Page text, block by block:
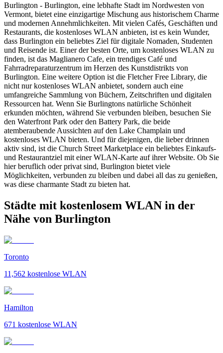
Burlington - Burlington, eine lebhafte Stadt im Nordwesten von
Vermont, bietet eine einzigartige Mischung aus historischem Charme
und modernen Annehmlichkeiten. Mit vielen Cafés, Geschäften und
Restaurants, die kostenloses WLAN anbieten, ist es kein Wunder,
dass Burlington ein beliebtes Ziel für digitale Nomaden, Studenten
und Reisende ist. Einer der besten Orte, um kostenloses WLAN zu
finden, ist das Maglianero Cafe, ein trendiges Café und
Fahrradreparaturzentrum im Herzen des Kunstdistrikts von
Burlington. Eine weitere Option ist die Fletcher Free Library, die
nicht nur kostenloses WLAN anbietet, sondern auch eine
umfangreiche Sammlung von Büchern, Zeitschriften und digitalen
Ressourcen hat. Wenn Sie Burlingtons natürliche Schönheit
erkunden möchten, während Sie verbunden bleiben, besuchen Sie
den Waterfront Park oder den Battery Park, die beide
atemberaubende Aussichten auf den Lake Champlain und
kostenloses WLAN bieten. Und für diejenigen, die lieber drinnen
aktiv sind, ist die Church Street Marketplace ein beliebtes Einkaufs-
und Restaurantziel mit einer WLAN-Karte auf ihrer Website. Ob Sie
hier beruflich oder privat sind, Burlington bietet viele
Möglichkeiten, verbunden zu bleiben und dabei all das zu genießen,
was diese charmante Stadt zu bieten hat.
Städte mit kostenlosem WLAN in der
Nähe von Burlington
Toronto
11,562 kostenlose WLAN
Hamilton
671 kostenlose WLAN